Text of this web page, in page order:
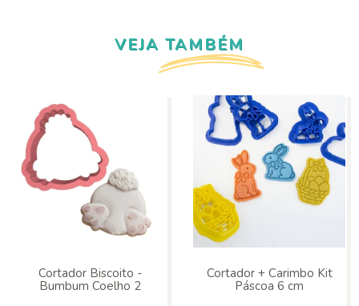
VEJA TAMBÉM
Cortador Biscoito -
Bumbum Coelho 2
Cortador + Carimbo Kit
Páscoa 6 cm